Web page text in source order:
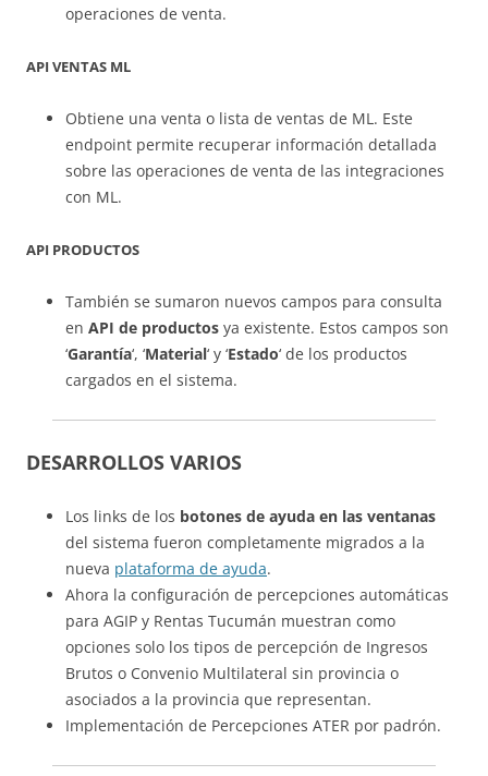
operaciones de venta.
API VENTAS ML
Obtiene una venta o lista de ventas de ML. Este
endpoint permite recuperar información detallada
sobre las operaciones de venta de las integraciones
con ML.
API PRODUCTOS
También se sumaron nuevos campos para consulta
en API de productos ya existente. Estos campos son
‘Garantía‘, ‘Material‘ y ‘Estado‘ de los productos
cargados en el sistema.
DESARROLLOS VARIOS
Los links de los botones de ayuda en las ventanas
del sistema fueron completamente migrados a la
nueva plataforma de ayuda.
Ahora la configuración de percepciones automáticas
para AGIP y Rentas Tucumán muestran como
opciones solo los tipos de percepción de Ingresos
Brutos o Convenio Multilateral sin provincia o
asociados a la provincia que representan.
Implementación de Percepciones ATER por padrón.